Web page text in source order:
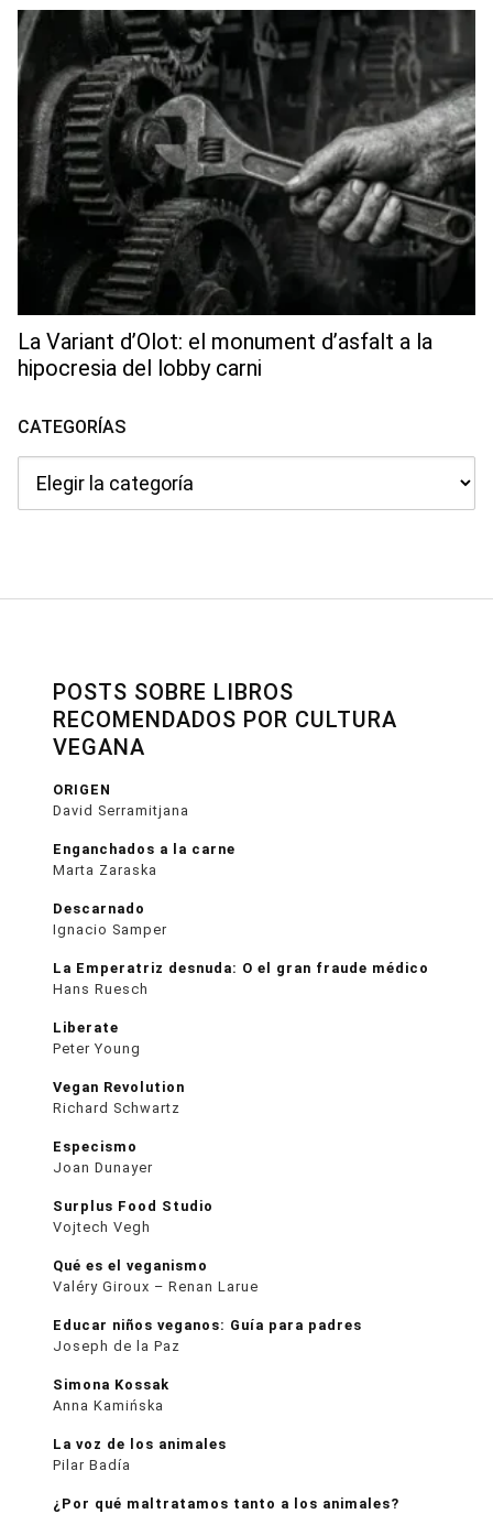
La Variant d’Olot: el monument d’asfalt a la
hipocresia del lobby carni
CATEGORÍAS
POSTS SOBRE LIBROS
RECOMENDADOS POR CULTURA
VEGANA
ORIGEN
David Serramitjana
Enganchados a la carne
Marta Zaraska
Descarnado
Ignacio Samper
La Emperatriz desnuda: O el gran fraude médico
Hans Ruesch
Liberate
Peter Young
Vegan Revolution
Richard Schwartz
Especismo
Joan Dunayer
Surplus Food Studio
Vojtech Vegh
Qué es el veganismo
Valéry Giroux – Renan Larue
Educar niños veganos: Guía para padres
Joseph de la Paz
Simona Kossak
Anna Kamińska
La voz de los animales
Pilar Badía
¿Por qué maltratamos tanto a los animales?